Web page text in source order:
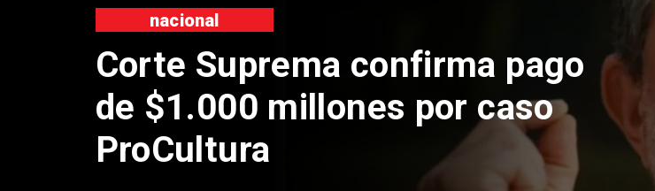
Codelco suspende
de Andes Norte en El
por riesgos sísmicos